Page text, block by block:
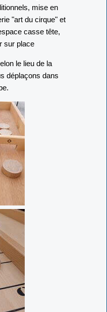
mise en
"art du cirque" et
casse tête,
sur place
le lieu de la
déplaçons dans